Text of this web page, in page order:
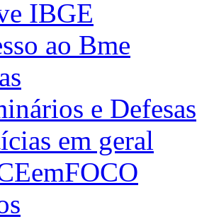
IBGE
ao Bme
e Defesas
em geral